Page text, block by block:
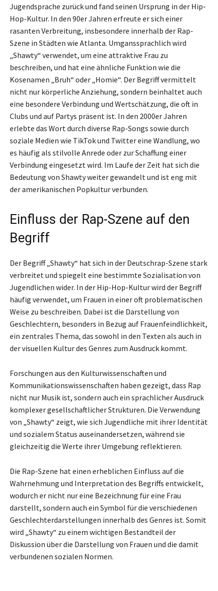
Jugendsprache zurück und fand seinen Ursprung in der Hip-
Hop-Kultur. In den 90er Jahren erfreute er sich einer
rasanten Verbreitung, insbesondere innerhalb der Rap-
Szene in Städten wie Atlanta. Umganssprachlich wird
„Shawty“ verwendet, um eine attraktive Frau zu
beschreiben, und hat eine ähnliche Funktion wie die
Kosenamen „Bruh“ oder „Homie“. Der Begriff vermittelt
nicht nur körperliche Anziehung, sondern beinhaltet auch
eine besondere Verbindung und Wertschätzung, die oft in
Clubs und auf Partys präsent ist. In den 2000er Jahren
erlebte das Wort durch diverse Rap-Songs sowie durch
soziale Medien wie TikTok und Twitter eine Wandlung, wo
es häufig als stilvolle Anrede oder zur Schaffung einer
Verbindung eingesetzt wird. Im Laufe der Zeit hat sich die
Bedeutung von Shawty weiter gewandelt und ist eng mit
der amerikanischen Popkultur verbunden.
Einfluss der Rap-Szene auf den
Begriff
Der Begriff „Shawty“ hat sich in der Deutschrap-Szene stark
verbreitet und spiegelt eine bestimmte Sozialisation von
Jugendlichen wider. In der Hip-Hop-Kultur wird der Begriff
häufig verwendet, um Frauen in einer oft problematischen
Weise zu beschreiben. Dabei ist die Darstellung von
Geschlechtern, besonders in Bezug auf Frauenfeindlichkeit,
ein zentrales Thema, das sowohl in den Texten als auch in
der visuellen Kultur des Genres zum Ausdruck kommt.
Forschungen aus den Kulturwissenschaften und
Kommunikationswissenschaften haben gezeigt, dass Rap
nicht nur Musik ist, sondern auch ein sprachlicher Ausdruck
komplexer gesellschaftlicher Strukturen. Die Verwendung
von „Shawty“ zeigt, wie sich Jugendliche mit ihrer Identität
und sozialem Status auseinandersetzen, während sie
gleichzeitig die Werte ihrer Umgebung reflektieren.
Die Rap-Szene hat einen erheblichen Einfluss auf die
Wahrnehmung und Interpretation des Begriffs entwickelt,
wodurch er nicht nur eine Bezeichnung für eine Frau
darstellt, sondern auch ein Symbol für die verschiedenen
Geschlechterdarstellungen innerhalb des Genres ist. Somit
wird „Shawty“ zu einem wichtigen Bestandteil der
Diskussion über die Darstellung von Frauen und die damit
verbundenen sozialen Normen.